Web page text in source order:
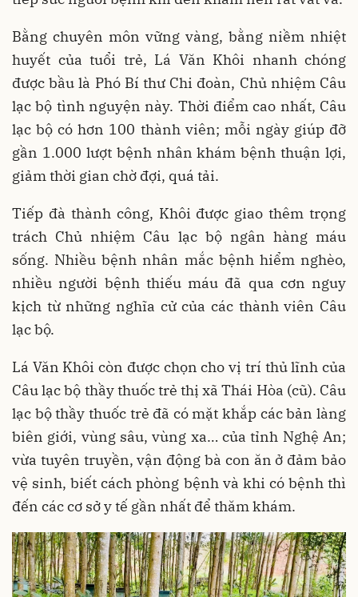
Bằng chuyên môn vững vàng, bằng niềm nhiệt
huyết của tuổi trẻ, Lá Văn Khôi nhanh chóng
được bầu là Phó Bí thư Chi đoàn, Chủ nhiệm Câu
lạc bộ tình nguyện này. Thời điểm cao nhất, Câu
lạc bộ có hơn 100 thành viên; mỗi ngày giúp đỡ
gần 1.000 lượt bệnh nhân khám bệnh thuận lợi,
giảm thời gian chờ đợi, quá tải.
Tiếp đà thành công, Khôi được giao thêm trọng
trách Chủ nhiệm Câu lạc bộ ngân hàng máu
sống. Nhiều bệnh nhân mắc bệnh hiểm nghèo,
nhiều người bệnh thiếu máu đã qua cơn nguy
kịch từ những nghĩa cử của các thành viên Câu
lạc bộ.
Lá Văn Khôi còn được chọn cho vị trí thủ lĩnh của
Câu lạc bộ thầy thuốc trẻ thị xã Thái Hòa (cũ). Câu
lạc bộ thầy thuốc trẻ đã có mặt khắp các bản làng
biên giới, vùng sâu, vùng xa… của tỉnh Nghệ An;
vừa tuyên truyền, vận động bà con ăn ở đảm bảo
vệ sinh, biết cách phòng bệnh và khi có bệnh thì
đến các cơ sở y tế gần nhất để thăm khám.